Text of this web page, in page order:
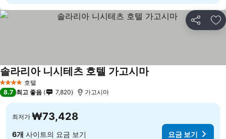
공유 즐
4 성급 호텔
솔라리아 니시테츠 호텔 가고시마
8.7 최고 좋음 7,820 가고시마
최저가 ₩73,428
6개 사이트의 요금 보기 요금 보기